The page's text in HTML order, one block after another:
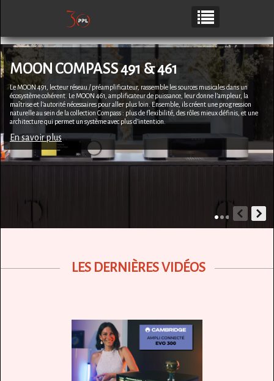
MOON COMPASS 491 & 461
Le MOON 491, lecteur réseau / préamplificateur, rassemble les sources musicales dans un
écosystème cohérent. Le MOON 461, amplificateur de puissance, leur donne l’ampleur, la
maîtrise et l’autorité nécessaires pour aller plus loin. Ensemble, ils créent une progression
naturelle au sein de la collection Compass : plus de flexibilité, des rôles mieux définis, et une
architecture qui permet un système avec plus d’intention.
En savoir plus
LES DERNIÈRES VIDÉOS